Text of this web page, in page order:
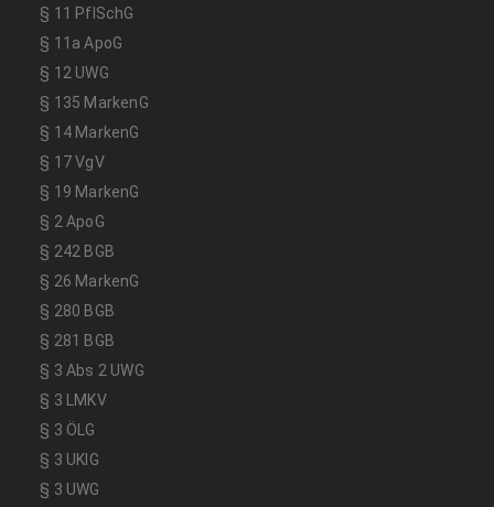
§ 11 PflSchG
§ 11a ApoG
§ 12 UWG
§ 135 MarkenG
§ 14 MarkenG
§ 17 VgV
§ 19 MarkenG
§ 2 ApoG
§ 242 BGB
§ 26 MarkenG
§ 280 BGB
§ 281 BGB
§ 3 Abs 2 UWG
§ 3 LMKV
§ 3 ÖLG
§ 3 UKlG
§ 3 UWG